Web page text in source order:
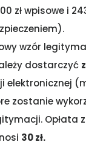
zł wpisowe i
wzór
dostarczyć
elektronicznej
zostanie
Opłata
30 zł.